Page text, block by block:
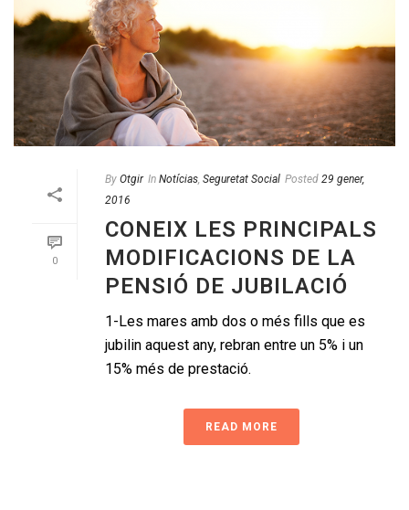
0
By Otgir In Notícias Seguretat Social Posted 29 gener,
2016
CONEIX LES PRINCIPALS
MODIFICACIONS DE LA
PENSIÓ DE JUBILACIÓ
1-Les mares amb dos o més fills que es
jubilin aquest any, rebran entre un 5% i un
15% més de prestació.
READ MORE